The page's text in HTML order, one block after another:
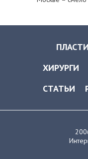
ХИРУРГИ
СТАТЬИ